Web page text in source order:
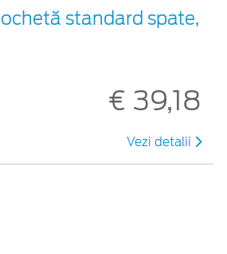
standard spate,
€ 39,18
Vezi detalii